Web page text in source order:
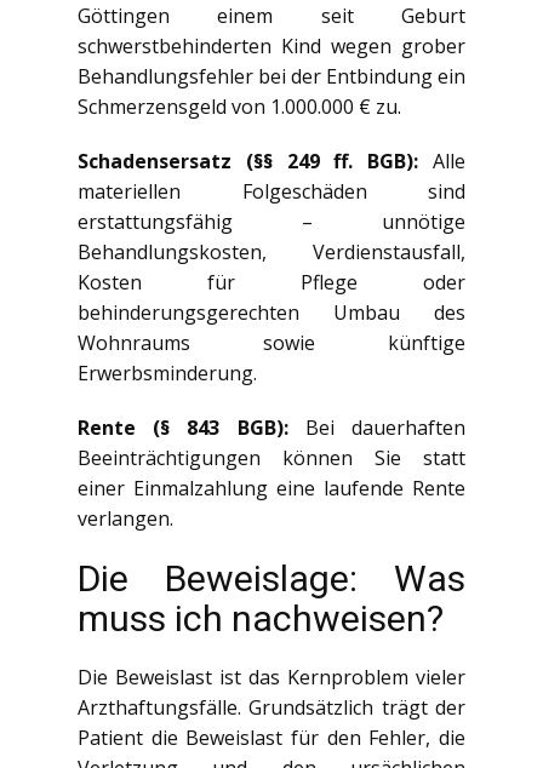
Göttingen einem seit Geburt
schwerstbehinderten Kind wegen grober
Behandlungsfehler bei der Entbindung ein
Schmerzensgeld von 1.000.000 € zu.
Schadensersatz (§§ 249 ff. BGB): Alle
materiellen Folgeschäden sind
erstattungsfähig – unnötige
Behandlungskosten, Verdienstausfall,
Kosten für Pflege oder
behinderungsgerechten Umbau des
Wohnraums sowie künftige
Erwerbsminderung.
Rente (§ 843 BGB):Bei dauerhaften
Beeinträchtigungen können Sie statt
einer Einmalzahlung eine laufende Rente
verlangen.
Die Beweislage: Was
muss ich nachweisen?
Die Beweislast ist das Kernproblem vieler
Arzthaftungsfälle. Grundsätzlich trägt der
Patient die Beweislast für den Fehler, die